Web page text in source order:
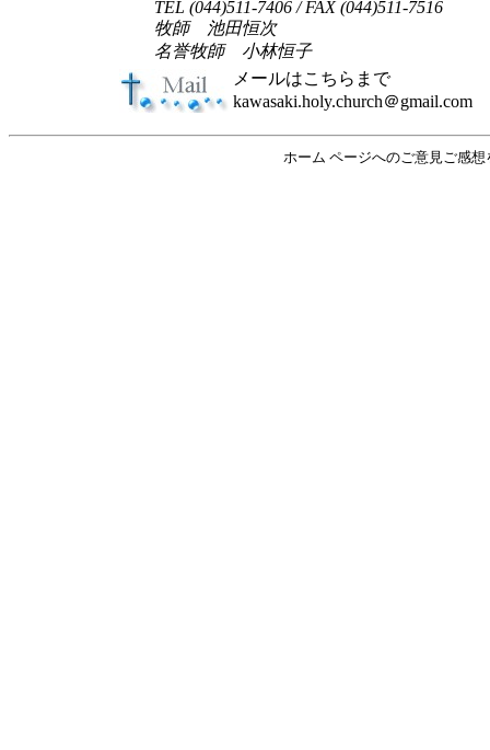
TEL (044)511-7406 / FAX (044)511-7516
牧師 池田恒次
名誉牧師 小林恒子
メールはこちらまで
kawasaki.holy.church＠gmail.com
ホーム ページへのご意見ご感